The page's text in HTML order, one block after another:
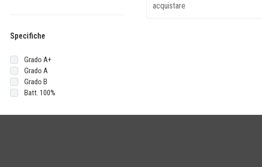
Specifiche
Grado A+
Grado A
Grado B
Batt. 100%
acquistare